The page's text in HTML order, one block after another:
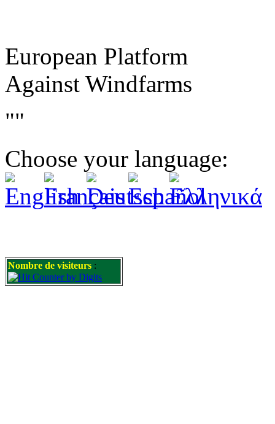
European Platform
Against Windfarms
""
Choose your language:
Nombre de visiteurs :